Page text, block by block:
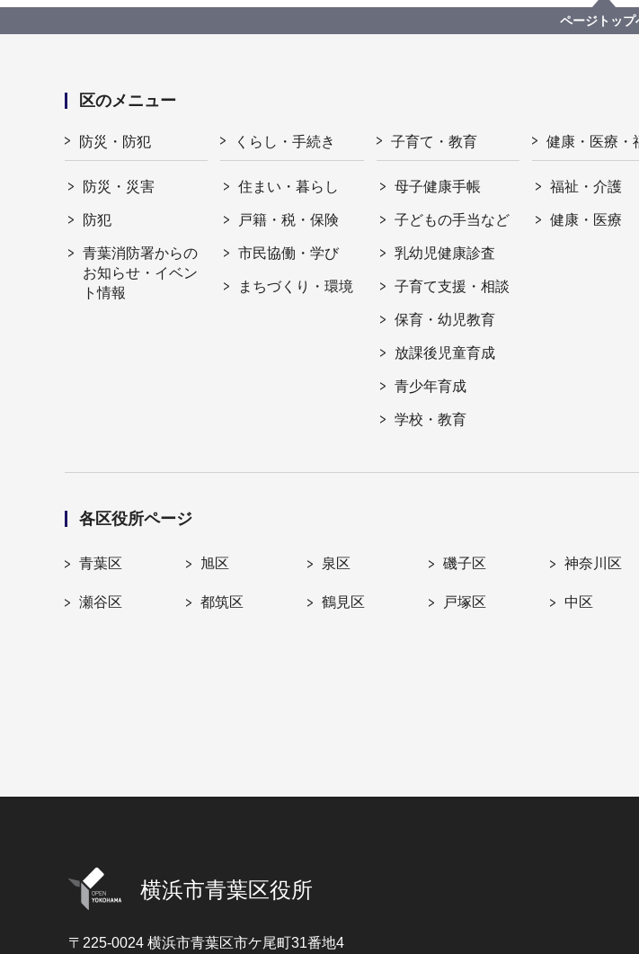
ページトップ
区のメニュー
防災・防犯
防災・災害
防犯
青葉消防署からの
お知らせ・イベン
ト情報
くらし・手続き
住まい・暮らし
戸籍・税・保険
市民協働・学び
まちづくり・環境
子育て・教育
母子健康手帳
子どもの手当など
乳幼児健康診査
子育て支援・相談
保育・幼児教育
放課後児童育成
青少年育成
学校・教育
健康・医療・
福祉・介護
健康・医療
各区役所ページ
青葉区 旭区 泉区 磯子区 神奈川区
瀬谷区 都筑区 鶴見区 戸塚区 中区
横浜市青葉区役所
〒225-0024 横浜市青葉区市ケ尾町31番地4